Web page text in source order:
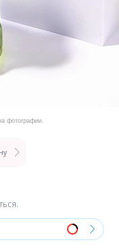
фотографии.